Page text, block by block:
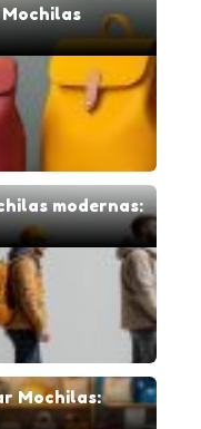
modernas:
Mochilas: